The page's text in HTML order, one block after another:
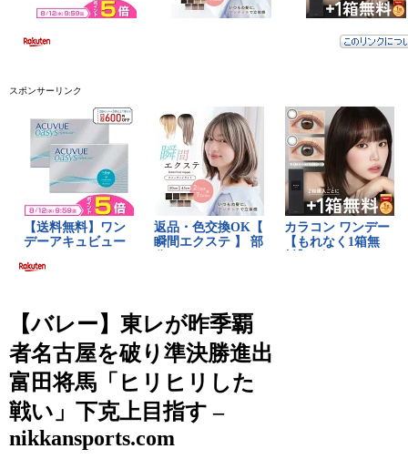
スポンサーリンク
【バレー】東レが昨季覇
者名古屋を破り準決勝進出
富田将馬「ヒリヒリした
戦い」下克上目指す –
nikkansports.com